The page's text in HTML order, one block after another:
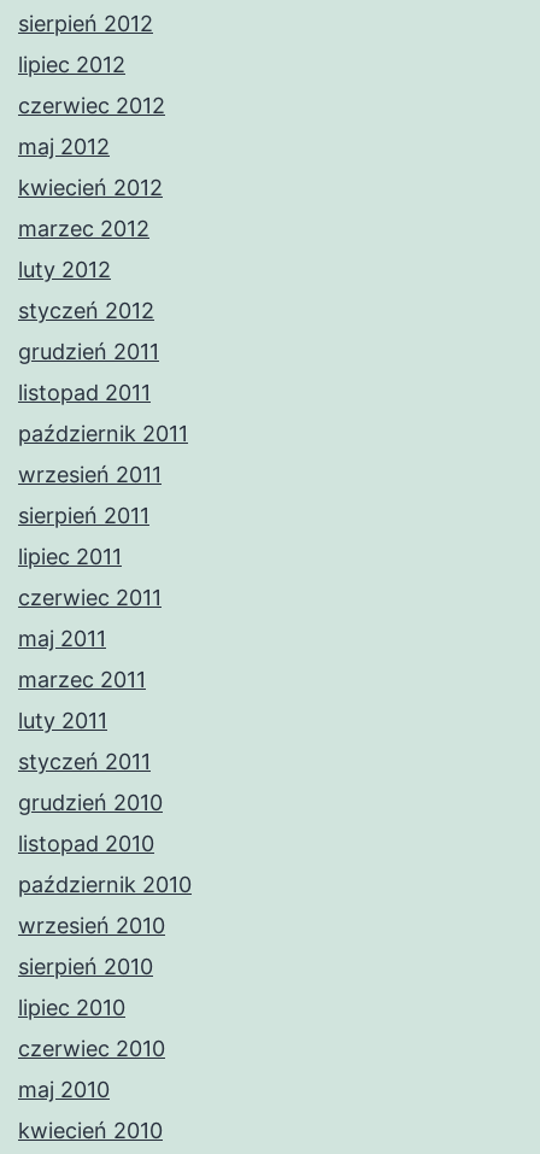
sierpień 2012
lipiec 2012
czerwiec 2012
maj 2012
kwiecień 2012
marzec 2012
luty 2012
styczeń 2012
grudzień 2011
listopad 2011
październik 2011
wrzesień 2011
sierpień 2011
lipiec 2011
czerwiec 2011
maj 2011
marzec 2011
luty 2011
styczeń 2011
grudzień 2010
listopad 2010
październik 2010
wrzesień 2010
sierpień 2010
lipiec 2010
czerwiec 2010
maj 2010
kwiecień 2010